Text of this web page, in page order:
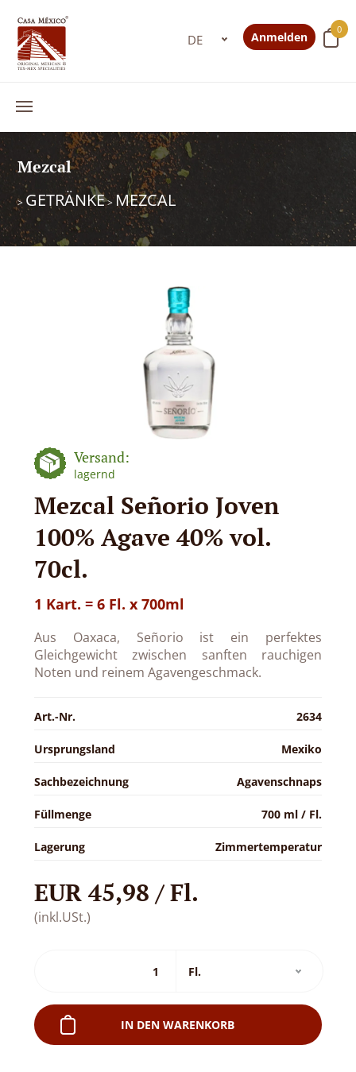
0
Anmelden
Mezcal
> GETRÄNKE> MEZCAL
Versand:
lagernd
Mezcal Señorio Joven
100% Agave 40% vol.
70cl.
1 Kart. = 6 Fl. x 700ml
Aus Oaxaca, Señorio ist ein perfektes
Gleichgewicht zwischen sanften rauchigen
Noten und reinem Agavengeschmack.
Art.-Nr. 2634
Ursprungsland Mexiko
Sachbezeichnung Agavenschnaps
Füllmenge 700 ml / Fl.
Lagerung Zimmertemperatur
EUR 45,98 / Fl.
(inkl.USt.)
IN DEN WARENKORB